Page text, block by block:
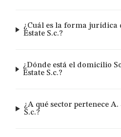
¿Cuál es la forma jurídica
Estate S.c.?
¿Dónde está el domicilio
Estate S.c.?
¿A qué sector pertenece A.
S.c.?